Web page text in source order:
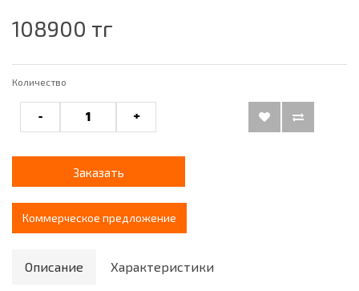
108900 тг
Количество
- +
Заказать
Коммерческое предложение
Описание Характеристики